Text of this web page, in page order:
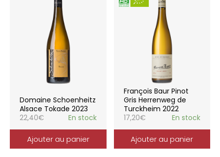
Domaine Schoenheitz
Alsace Tokade 2023
22,40€ En stock
Ajouter au panier
François Baur Pinot
Gris Herrenweg de
Turckheim 2022
17,20€ En stock
Ajouter au panier